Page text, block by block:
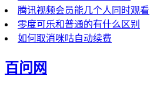
腾讯视频会员能几个人同时观看
零度可乐和普通的有什么区别
如何取消咪咕自动续费
百问网